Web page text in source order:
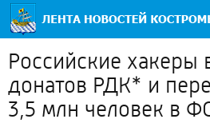
Российские хакеры
донатов РДК* и
3,5 млн человек в